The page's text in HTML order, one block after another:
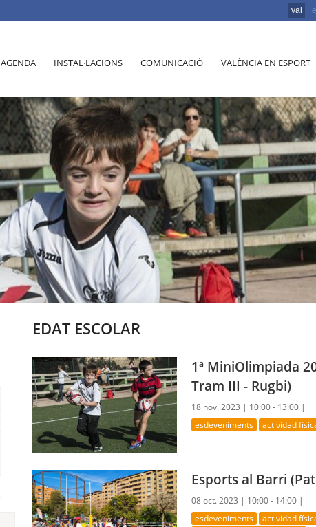
val
AGENDA INSTAL·LACIONS COMUNICACIÓ VALÈNCIA EN ESPORT
EDAT ESCOLAR
1ª MiniOlimpiada
Tram III - Rugbi)
18 nov. 2023 | 10:00 - 13:00 |
esdeveniments actividad
Esports al Barri
08 oct. 2023 | 10:00 - 14:00 |
esdeveniments actividad